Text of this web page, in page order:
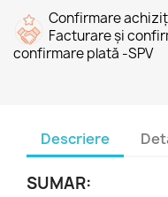
Confirmare
Facturare și
confirmare plată -SPV
Descriere
SUMAR: